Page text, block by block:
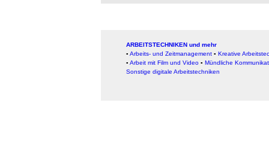
ARBEITSTECHNIKEN und mehr
▪ Arbeits- und Zeitmanagement ▪ Kreative
▪ Arbeit mit Film und Video ▪ Mündliche
Sonstige digitale Arbeitstechniken